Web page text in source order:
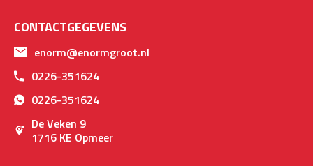
CONTACTGEGEVENS
enorm@enormgroot.nl
0226-351624
0226-351624
De Veken 9
1716 KE Opmeer